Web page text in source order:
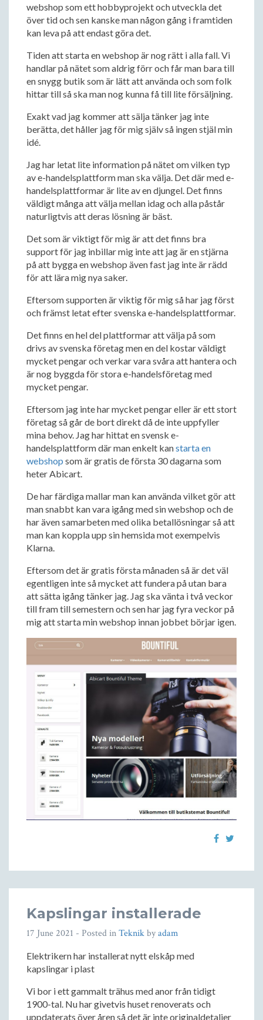
webshop som ett hobbyprojekt och utveckla det
över tid och sen kanske man någon gång i framtiden
kan leva på att endast göra det.
Tiden att starta en webshop är nog rätt i alla fall. Vi
handlar på nätet som aldrig förr och får man bara till
en snygg butik som är lätt att använda och som folk
hittar till så ska man nog kunna få till lite försäljning.
Exakt vad jag kommer att sälja tänker jag inte
berätta, det håller jag för mig själv så ingen stjäl min
idé.
Jag har letat lite information på nätet om vilken typ
av e-handelsplattform man ska välja. Det där med e-
handelsplattformar är lite av en djungel. Det finns
väldigt många att välja mellan idag och alla påstår
naturligtvis att deras lösning är bäst.
Det som är viktigt för mig är att det finns bra
support för jag inbillar mig inte att jag är en stjärna
på att bygga en webshop även fast jag inte är rädd
för att lära mig nya saker.
Eftersom supporten är viktig för mig så har jag först
och främst letat efter svenska e-handelsplattformar.
Det finns en hel del plattformar att välja på som
drivs av svenska företag men en del kostar väldigt
mycket pengar och verkar vara svåra att hantera och
är nog byggda för stora e-handelsföretag med
mycket pengar.
Eftersom jag inte har mycket pengar eller är ett stort
företag så går de bort direkt då de inte uppfyller
mina behov. Jag har hittat en svensk e-
handelsplattform där man enkelt kanstarta en
webshop som är gratis de första 30 dagarna som
heter Abicart.
De har färdiga mallar man kan använda vilket gör att
man snabbt kan vara igång med sin webshop och de
har även samarbeten med olika betallösningar så att
man kan koppla upp sin hemsida mot exempelvis
Klarna.
Eftersom det är gratis första månaden så är det väl
egentligen inte så mycket att fundera på utan bara
att sätta igång tänker jag. Jag ska vänta i två veckor
till fram till semestern och sen har jag fyra veckor på
mig att starta min webshop innan jobbet börjar igen.
Kapslingar installerade
17 June 2021 - Posted inTeknikbyadam
Elektrikern har installerat nytt elskåp med
kapslingar i plast
Vi bor i ett gammalt trähus med anor från tidigt
1900-tal. Nu har givetvis huset renoverats och
uppdaterats över åren så det är inte originaldetaljer